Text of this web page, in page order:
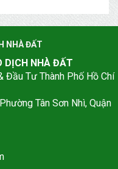
NHÀ ĐẤT
DỊCH NHÀ ĐẤT
Đầu Tư Thành Phố Hồ Chí
Tân Sơn Nhì, Quận